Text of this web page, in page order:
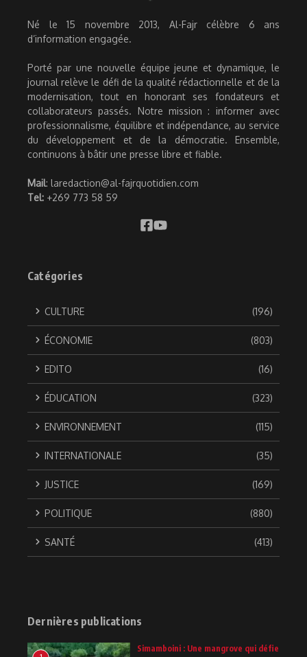
Né le 15 novembre 2013, Al-Fajr célèbre 6 ans
d’information engagée.
Porté par une nouvelle équipe jeune et dynamique, le
journal relève le défi de la qualité rédactionnelle et de la
modernisation, tout en honorant ses fondateurs et
collaborateurs passés. Notre mission : informer avec
professionnalisme, équilibre et indépendance, au service
du développement et de la démocratie. Ensemble,
continuons à bâtir une presse libre et fiable.
Mail: laredaction@al-fajrquotidien.com
Tel: +269 773 58 59
Catégories
CULTURE (196)
ÉCONOMIE (803)
EDITO (16)
ÉDUCATION (323)
ENVIRONNEMENT (115)
INTERNATIONALE (35)
JUSTICE (169)
POLITIQUE (880)
SANTÉ (413)
Dernières publications
Simamboini : Une mangrove qui défie